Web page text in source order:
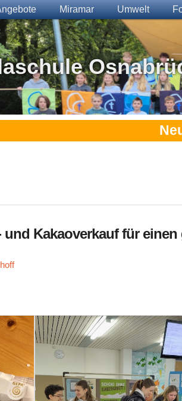
Miramar Umwelt
und Kakaoverkauf für